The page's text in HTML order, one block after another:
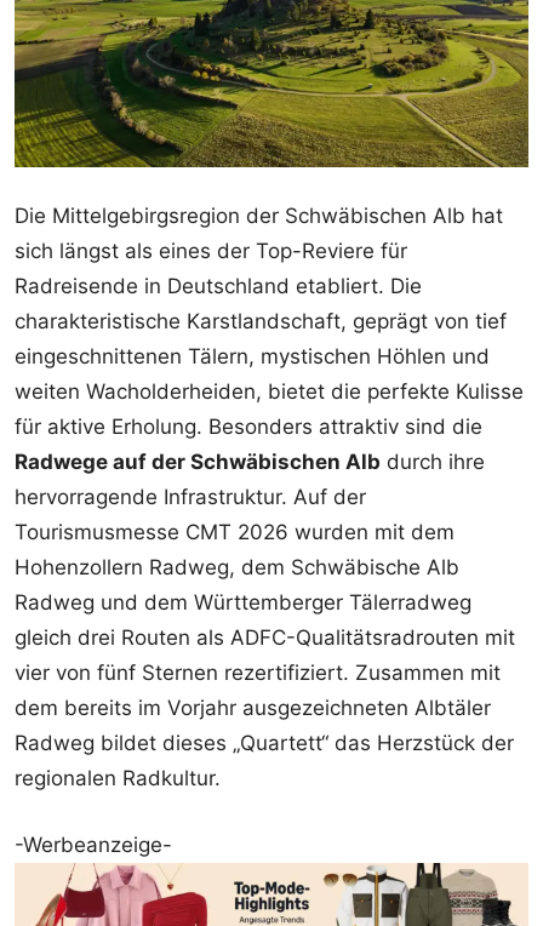
Die Mittelgebirgsregion der Schwäbischen Alb hat
sich längst als eines der Top-Reviere für
Radreisende in Deutschland etabliert. Die
charakteristische Karstlandschaft, geprägt von tief
eingeschnittenen Tälern, mystischen Höhlen und
weiten Wacholderheiden, bietet die perfekte Kulisse
für aktive Erholung. Besonders attraktiv sind die
Radwege auf der Schwäbischen Alb durch ihre
hervorragende Infrastruktur. Auf der
Tourismusmesse CMT 2026 wurden mit dem
Hohenzollern Radweg, dem Schwäbische Alb
Radweg und dem Württemberger Tälerradweg
gleich drei Routen als ADFC-Qualitätsradrouten mit
vier von fünf Sternen rezertifiziert. Zusammen mit
dem bereits im Vorjahr ausgezeichneten Albtäler
Radweg bildet dieses „Quartett“ das Herzstück der
regionalen Radkultur.
-Werbeanzeige-